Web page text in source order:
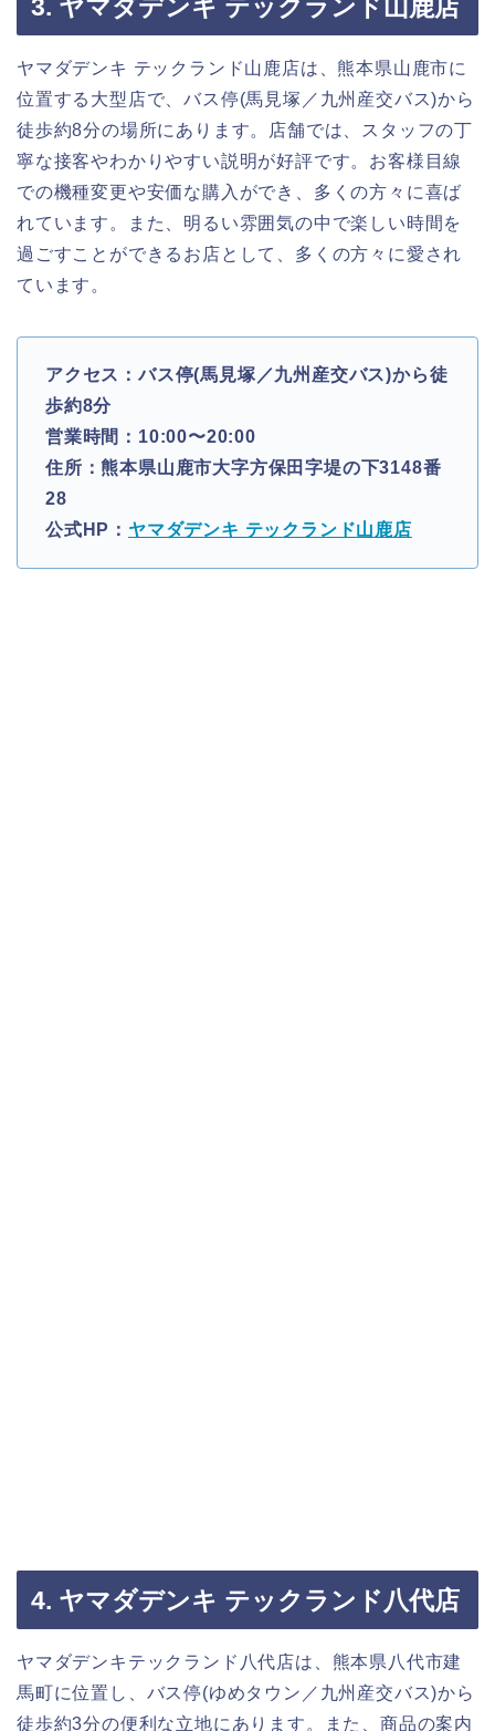
3. ヤマダデンキ テックランド山鹿店
ヤマダデンキ テックランド山鹿店は、熊本県山鹿市に
位置する大型店で、バス停(馬見塚／九州産交バス)から
徒歩約8分の場所にあります。店舗では、スタッフの丁
寧な接客やわかりやすい説明が好評です。お客様目線
での機種変更や安価な購入ができ、多くの方々に喜ば
れています。また、明るい雰囲気の中で楽しい時間を
過ごすことができるお店として、多くの方々に愛され
ています。
アクセス：バス停(馬見塚／九州産交バス)から徒
歩約8分
営業時間：10:00〜20:00
住所：熊本県山鹿市大字方保田字堤の下3148番
28
公式HP： ヤマダデンキ テックランド山鹿店
4. ヤマダデンキ テックランド八代店
ヤマダデンキテックランド八代店は、熊本県八代市建
馬町に位置し、バス停(ゆめタウン／九州産交バス)から
徒歩約3分の便利な立地にあります。また、商品の案内